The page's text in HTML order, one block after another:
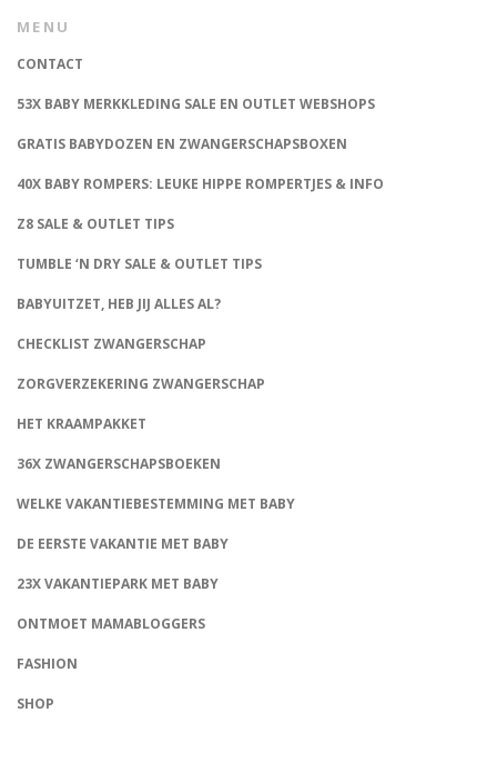
MENU
CONTACT
53X BABY MERKKLEDING SALE EN OUTLET WEBSHOPS
GRATIS BABYDOZEN EN ZWANGERSCHAPSBOXEN
40X BABY ROMPERS: LEUKE HIPPE ROMPERTJES & INFO
Z8 SALE & OUTLET TIPS
TUMBLE ‘N DRY SALE & OUTLET TIPS
BABYUITZET, HEB JIJ ALLES AL?
CHECKLIST ZWANGERSCHAP
ZORGVERZEKERING ZWANGERSCHAP
HET KRAAMPAKKET
36X ZWANGERSCHAPSBOEKEN
WELKE VAKANTIEBESTEMMING MET BABY
DE EERSTE VAKANTIE MET BABY
23X VAKANTIEPARK MET BABY
ONTMOET MAMABLOGGERS
FASHION
SHOP